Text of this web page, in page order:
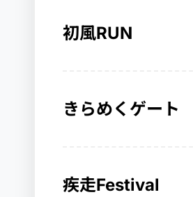
初風RUN
きらめくゲート
疾走Festival